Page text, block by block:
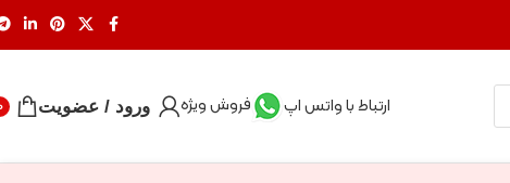
ارتباط با واتس اپ فروش ویژه ورود / عضویت